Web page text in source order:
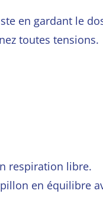
en gardant le
toutestensions.
respiration libre.
en équilibre a